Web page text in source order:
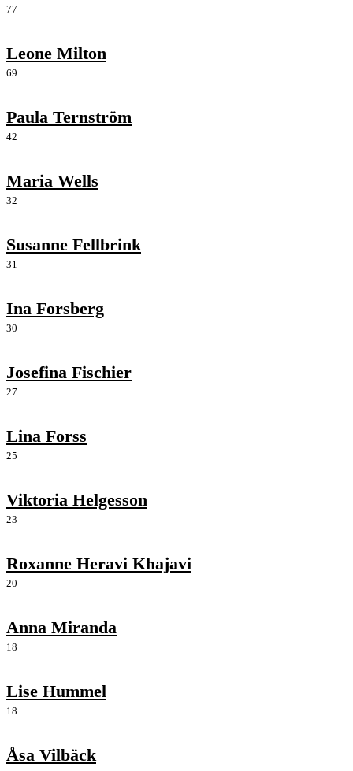
77
Leone Milton
69
Paula Ternström
42
Maria Wells
32
Susanne Fellbrink
31
Ina Forsberg
30
Josefina Fischier
27
Lina Forss
25
Viktoria Helgesson
23
Roxanne Heravi Khajavi
20
Anna Miranda
18
Lise Hummel
18
Åsa Vilbäck